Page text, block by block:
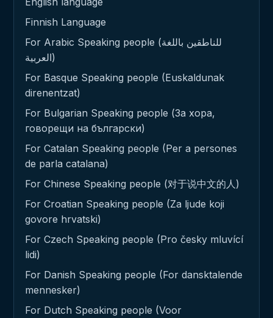
Finnish Language
For Arabic Speaking people (للناطقين باللغة
العربية)
For Basque Speaking people (Euskaldunak
direnentzat)
For Bulgarian Speaking people (За хора,
говорещи на български)
For Catalan Speaking people (Per a persones
de parla catalana)
For Chinese Speaking people (对于说中文的人)
For Croatian Speaking people (Za ljude koji
govore hrvatski)
For Czech Speaking people (Pro česky mluvící
lidi)
For Danish Speaking people (For dansktalende
mennesker)
For Dutch Speaking people (Voor